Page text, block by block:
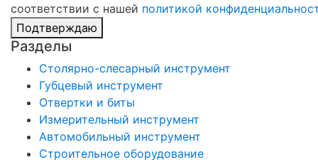
соответствии с нашей политикой
Подтверждаю
Разделы
Столярно-слесарный инструмент
Губцевый инструмент
Отвертки и биты
Измерительный инструмент
Автомобильный инструмент
Строительное оборудование